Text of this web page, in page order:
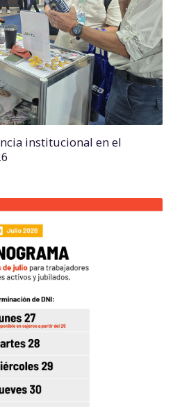
institucional en el